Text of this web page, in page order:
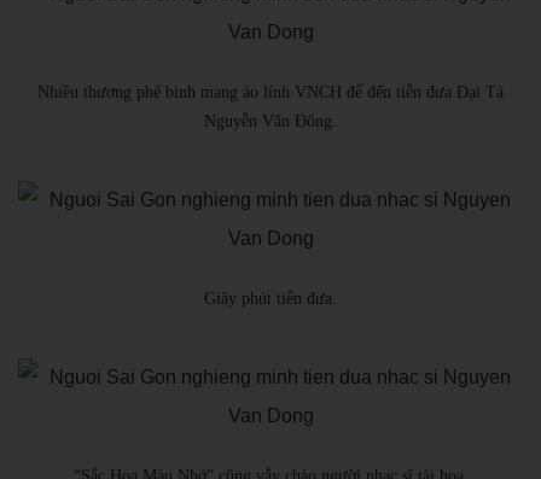
Nhiều thương phế binh mang áo lính VNCH để đến tiễn đưa Đại Tá
Nguyễn Văn Đông.
Giây phút tiễn đưa.